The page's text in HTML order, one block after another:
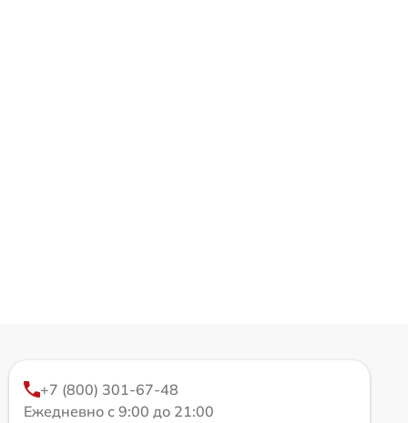
+7 (800) 301-67-48
Ежедневно с 9:00 до 21:00